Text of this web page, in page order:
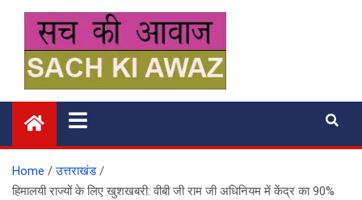
content
सच की आवाज
Home
उत्तराखंड
हिमालयी राज्यों के लिए खुशखबरी: वीबी जी राम जी अधिनियम में केंद्र का 90%